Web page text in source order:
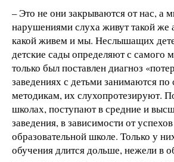
– Это не они закрываются от нас, а
нарушениями слуха живут такой же
какой живем и мы. Неслышащих
детские сады определяют с самого
только был поставлен диагноз
заведениях с детьми занимаются
методикам, их слухопротезируют.
школах, поступают в средние и
заведения, в зависимости от
образовательной школе. Только у
обучения длится дольше, нежели в